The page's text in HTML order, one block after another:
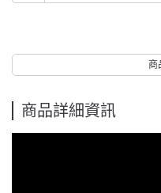
商
商品詳細資訊